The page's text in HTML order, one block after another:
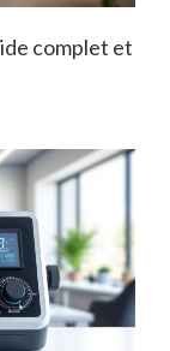
complet et